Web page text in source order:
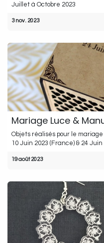
Juillet à Octobre 2023
3 nov. 2023
Mariage Luce &
Objets réalisés pour le mariage
10 Juin 2023 (France) & 24 Juin
19 août 2023